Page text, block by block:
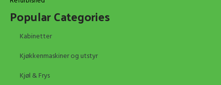
Popular Categories
Kabinetter
Kjøkkenmaskiner og utstyr
Kjøl & Frys